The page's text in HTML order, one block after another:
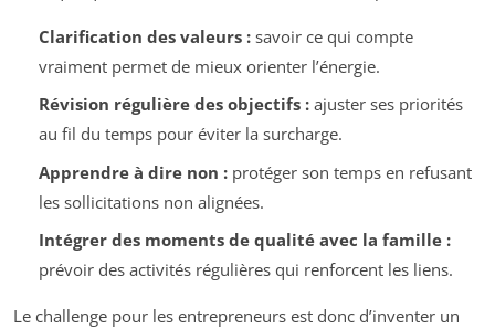
Clarification des valeurs :savoir ce qui compte
vraiment permet de mieux orienter l’énergie.
Révision régulière des objectifs :ajuster ses priorités
au fil du temps pour éviter la surcharge.
Apprendre à dire non :protéger son temps en refusant
les sollicitations non alignées.
Intégrer des moments de qualité avec la famille :
prévoir des activités régulières qui renforcent les liens.
Le challenge pour les entrepreneurs est donc d’inventer un